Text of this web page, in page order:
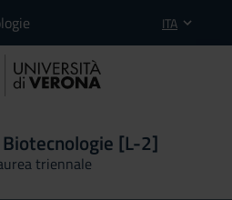
ITA
[L-2]
triennale